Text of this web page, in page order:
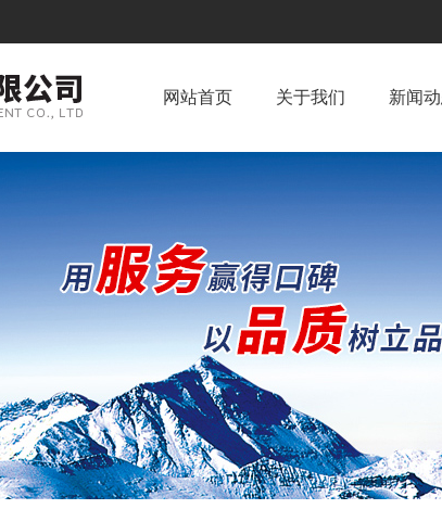
网站首页 关于我们 新闻